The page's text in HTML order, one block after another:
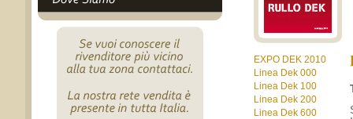
EXPO DEK 2010
Linea Dek 000
Linea Dek 100
Linea Dek 200
Linea Dek 600